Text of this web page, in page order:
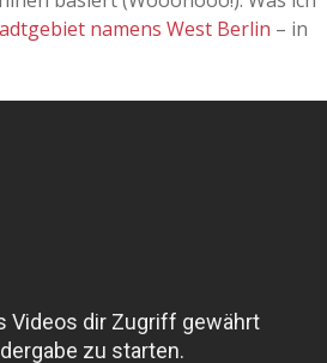
namens West Berlin – in